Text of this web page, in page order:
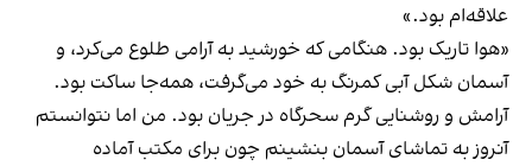
علاقه‌ام بود.»
«هوا تاریک بود. هنگامی که خورشید به آرامی طلوع می‌کرد، و
آسمان شکل آبی کمرنگ به خود می‌گرفت، همه‌جا ساکت بود.
آرامش و روشنایی گرم سحرگاه در جریان بود. من اما نتوانستم
آنروز به تماشای آسمان بنشینم چون برای مکتب آماده